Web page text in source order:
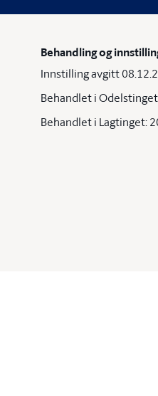
Behandling og
Innstilling avgitt
Behandlet i
Behandlet i Lagtinget: